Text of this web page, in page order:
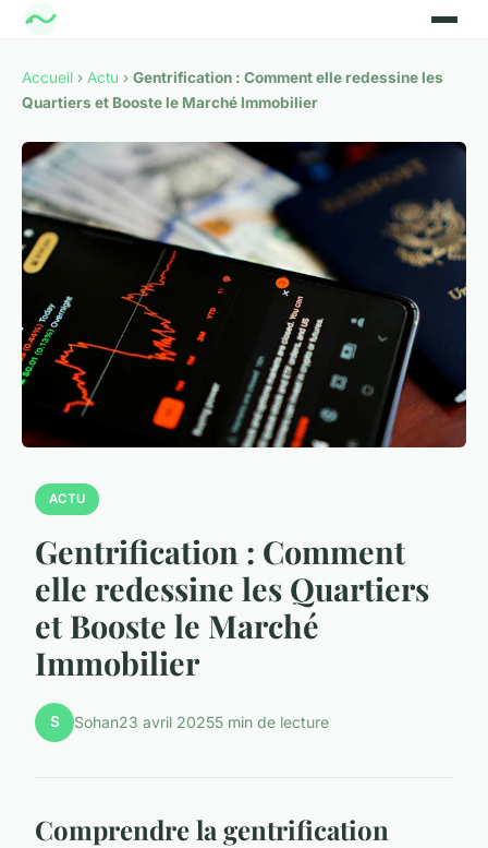
Accueil › Actu › Gentrification : Comment elle redessine les
Quartiers et Booste le Marché Immobilier
ACTU
Gentrification : Comment
elle redessine les Quartiers
et Booste le Marché
Immobilier
S Sohan23 avril 20255 min de lecture
Comprendre la gentrification